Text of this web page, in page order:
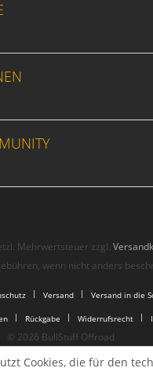
Mehrwertsteuer zzgl.
wenn nicht anders
Versand Versand in die
Rückgabe Widerrufsrecht
© 2026 BullStuff Offroad
Cookies, die für den